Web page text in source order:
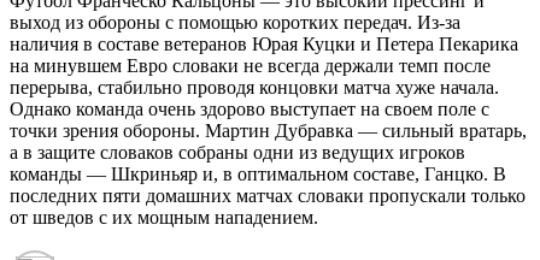
выход из обороны с помощью коротких передач. Из-за
наличия в составе ветеранов Юрая Куцки и Петера Пекарика
на минувшем Евро словаки не всегда держали темп после
перерыва, стабильно проводя концовки матча хуже начала.
Однако команда очень здорово выступает на своем поле с
точки зрения обороны. Мартин Дубравка — сильный вратарь,
а в защите словаков собраны одни из ведущих игроков
команды — Шкриньяр и, в оптимальном составе, Ганцко. В
последних пяти домашних матчах словаки пропускали только
от шведов с их мощным нападением.